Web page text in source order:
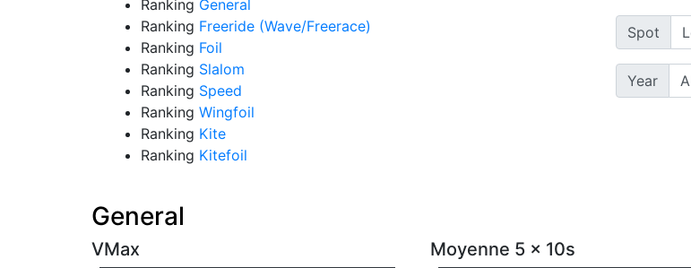
Ranking General
Ranking Freeride (Wave/Freerace)
Ranking Foil
Ranking Slalom
Ranking Speed
Ranking Wingfoil
Ranking Kite
Ranking Kitefoil
Spot
Year
General
VMax Moyenne 5 x 10s